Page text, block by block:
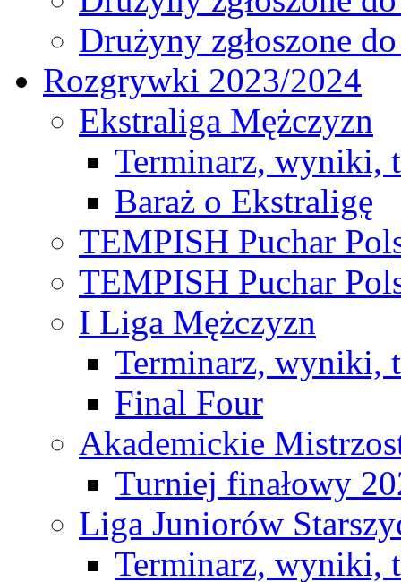
Drużyny zgłoszone
Rozgrywki 2023/2024
Ekstraliga Mężczyzn
Terminarz, wyniki,
Baraż o Ekstraligę
TEMPISH Puchar
TEMPISH Puchar
I Liga Mężczyzn
Terminarz, wyniki,
Final Four
Akademickie
Turniej finałowy
Liga Juniorów
Terminarz, wyniki,